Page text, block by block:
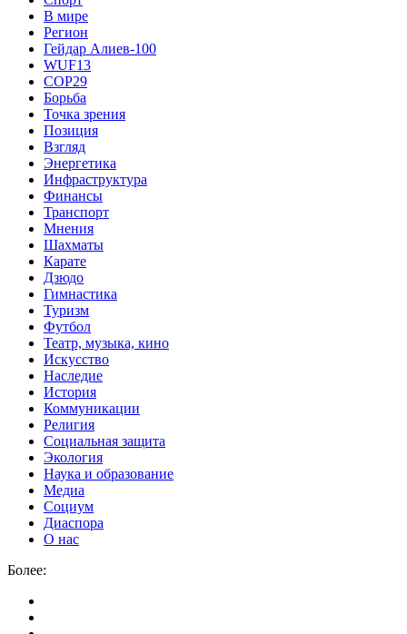
В мире
Регион
Гейдар Алиев-100
WUF13
COP29
Борьба
Точка зрения
Позиция
Взгляд
Энергетика
Инфраструктура
Финансы
Транспорт
Мнения
Шахматы
Карате
Дзюдо
Гимнастика
Туризм
Футбол
Театр, музыка, кино
Искусство
Наследие
История
Коммуникации
Религия
Социальная защита
Экология
Наука и образование
Медиа
Социум
Диаспора
О нас
Более: